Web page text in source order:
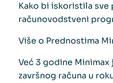
Kako bi iskoristila
računovodstveni
Više o Prednostima
Već 3 godine Minimax
završnog računa u